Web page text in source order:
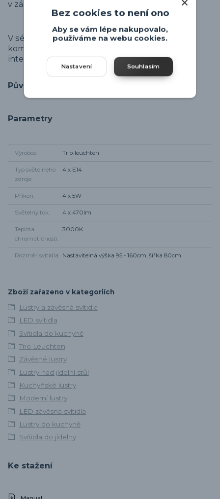
v záložce "ke stažení".
V sérii svítidel Levisto je možné objednat
kompletní sérii svítidel pro jednotný design v
interiéru.
Původ zboží
Parametry
Výrobce Trio-leuchten
Typ světelného
zdroje
4 x E14
Příkon 4 x 5W
Světelný tok 4 x 470lm
Teplota
chromatičnosti
3000K
Rozměr svítidla Nastavitelná výška 95 - 160cm, šířka 80cm
Zboží zařazeno v kategoriích
Lustry a závěsná svítidla
LED svítidla
Svítidla do kuchyně
Trio Leuchten
Závěsné lustry
Lustry nad jídelní stůl
Kuchyňské lustry
Moderní lustry
LED závěsná svítidla
Lustry do kuchyně
Svítidla do jídelny
Ke stažení
Bez cookies to není ono
Aby se vám lépe nakupovalo,
používáme na webu cookies.
Nastavení Souhlasím